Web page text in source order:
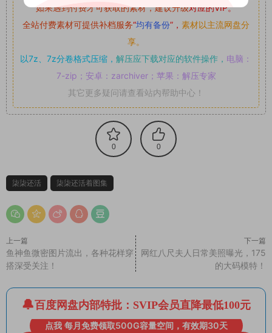
如果遇到付费才可获取的素材，建议升级对应的VIP。
全站付费素材可提供补档服务“均有备份”， 素材以主流网盘分
享。
以7z、7z分卷格式压缩， 解压应下载对应的软件操作， 电脑：
7-zip；安卓：zarchiver；苹果：解压专家
其它更多疑问请查看站内帮助中心！
0 0
柒柒还活 柒柒还活着图集
上一篇
鱼神鱼微密图片流出，各种花样穿
搭深受关注！
下一篇
网红八尺夫人日常美照曝光，175
的大码模特！
百度网盘内部特批：SVIP会员直降最低100元
点我 每月免费领取500G容量空间，有效期30天